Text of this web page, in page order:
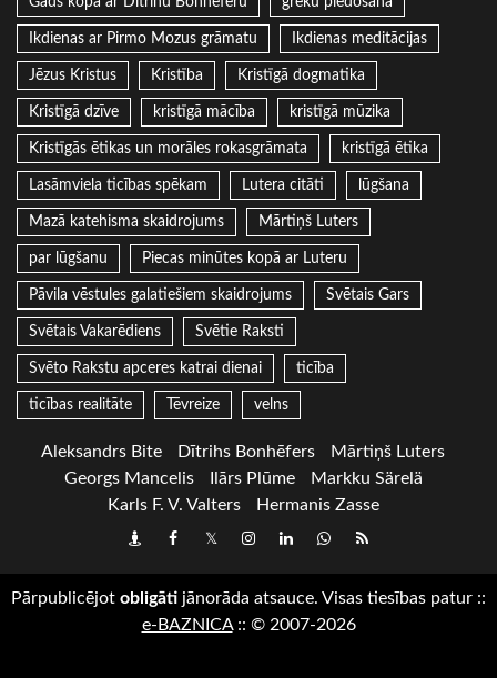
Ikdienas ar Pirmo Mozus grāmatu Ikdienas meditācijas
Jēzus Kristus Kristība Kristīgā dogmatika
Kristīgā dzīve kristīgā mācība kristīgā mūzika
Kristīgās ētikas un morāles rokasgrāmata kristīgā ētika
Lasāmviela ticības spēkam Lutera citāti lūgšana
Mazā katehisma skaidrojums Mārtiņš Luters
par lūgšanu Piecas minūtes kopā ar Luteru
Pāvila vēstules galatiešiem skaidrojums Svētais Gars
Svētais Vakarēdiens Svētie Raksti
Svēto Rakstu apceres katrai dienai ticība
ticības realitāte Tēvreize velns
Aleksandrs Bite Dītrihs Bonhēfers
Mārtiņš Luters
Georgs Mancelis
Ilārs Plūme
Markku Särelä
Karls F. V. Valters
Hermanis Zasse
DraugiemFacebook
TwitterInstagram
LinkedInwhatsapp
RSS
Pārpublicējot obligāti jānorāda atsauce. Visas tiesības patur ::
e-BAZNICA:: © 2007-2026